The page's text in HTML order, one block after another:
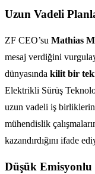
Uzun Vadeli
ZF CEO’su Mathias
mesaj verdiğini
dünyasında kilit bir
Elektrikli Sürüş
uzun vadeli iş
mühendislik
kazandırdığını ifade
Düşük